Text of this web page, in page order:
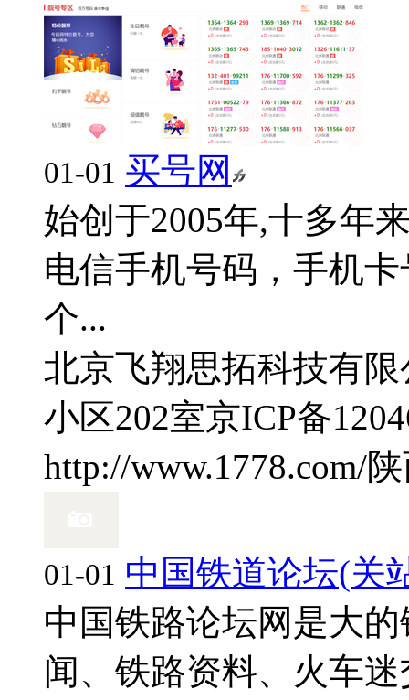
01-01 买号网
始创于2005年,十多年
电信手机号码，手机
个...
北京飞翔思拓科技有限
小区202室京ICP备
http://www.1778.com/
01-01 中国铁道论坛(关
中国铁路论坛网是大
闻、铁路资料、火车